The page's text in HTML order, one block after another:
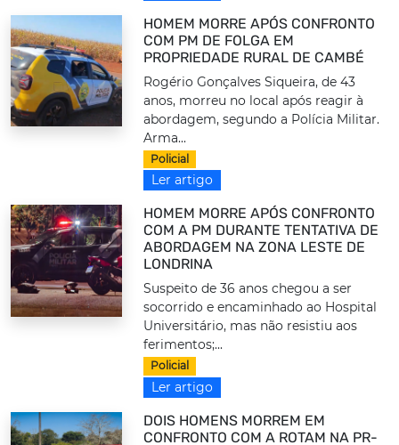
HOMEM MORRE APÓS CONFRONTO
COM PM DE FOLGA EM
PROPRIEDADE RURAL DE CAMBÉ
Rogério Gonçalves Siqueira, de 43
anos, morreu no local após reagir à
abordagem, segundo a Polícia Militar.
Arma...
Policial
Ler artigo
HOMEM MORRE APÓS CONFRONTO
COM A PM DURANTE TENTATIVA DE
ABORDAGEM NA ZONA LESTE DE
LONDRINA
Suspeito de 36 anos chegou a ser
socorrido e encaminhado ao Hospital
Universitário, mas não resistiu aos
ferimentos;...
Policial
Ler artigo
DOIS HOMENS MORREM EM
CONFRONTO COM A ROTAM NA PR-